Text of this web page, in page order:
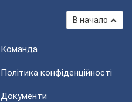
В начало
Команда
Політика конфіденційності
Документи